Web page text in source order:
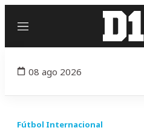
Menú
08 ago 2026
Fútbol Internacional